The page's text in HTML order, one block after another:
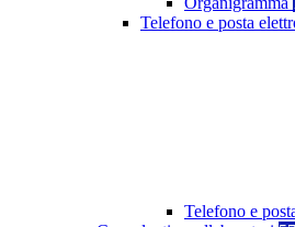
Telefono e posta
Telefono e